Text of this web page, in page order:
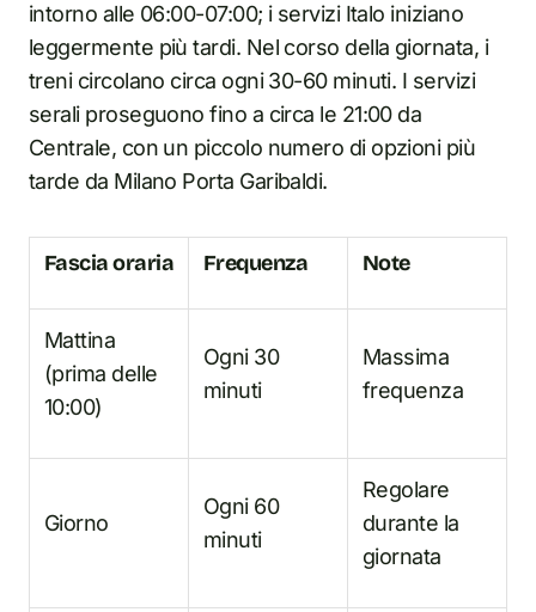
intorno alle 06:00-07:00; i servizi Italo iniziano
leggermente più tardi. Nel corso della giornata, i
treni circolano circa ogni 30-60 minuti. I servizi
serali proseguono fino a circa le 21:00 da
Centrale, con un piccolo numero di opzioni più
tarde da Milano Porta Garibaldi.
Fascia oraria Frequenza Note
Mattina
(prima delle
10:00)
Ogni 30
minuti
Massima
frequenza
Giorno
Ogni 60
minuti
Regolare
durante la
giornata